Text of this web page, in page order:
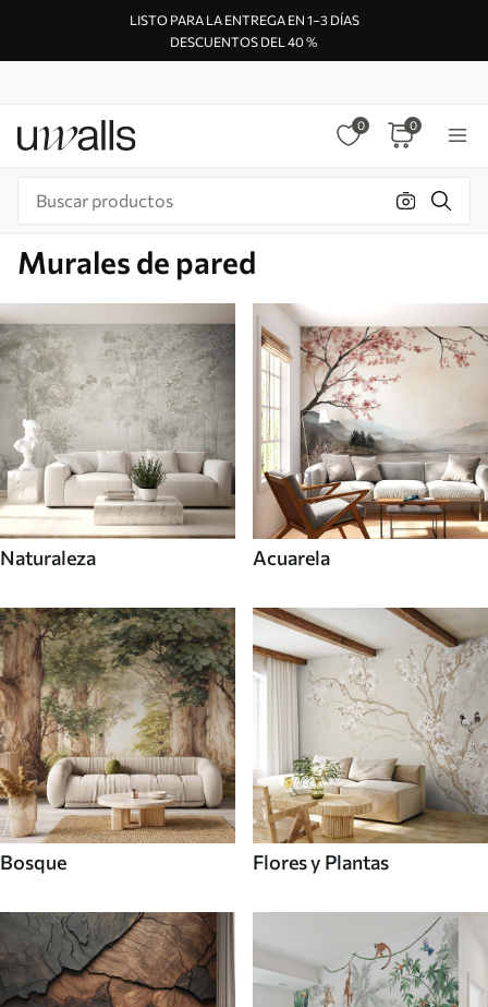
LISTO PARA LA ENTREGA EN 1–3 DÍAS
DESCUENTOS DEL 40 %
0 0
Murales de pared
Naturaleza Acuarela
Bosque Flores y Plantas